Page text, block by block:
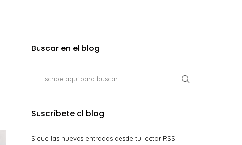
Buscar en el blog
Suscríbete al blog
Sigue las nuevas entradas desde tu lector RSS.